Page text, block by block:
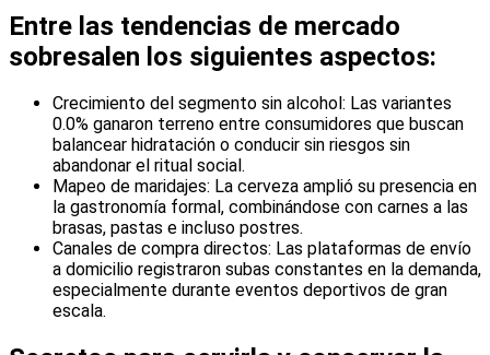
Entre las tendencias de mercado
sobresalen los siguientes aspectos:
Crecimiento del segmento sin alcohol: Las variantes
0.0% ganaron terreno entre consumidores que buscan
balancear hidratación o conducir sin riesgos sin
abandonar el ritual social.
Mapeo de maridajes: La cerveza amplió su presencia en
la gastronomía formal, combinándose con carnes a las
brasas, pastas e incluso postres.
Canales de compra directos: Las plataformas de envío
a domicilio registraron subas constantes en la demanda,
especialmente durante eventos deportivos de gran
escala.